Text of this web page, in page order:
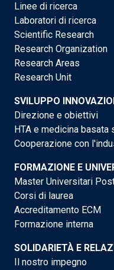
Linee di ricerca
Laboratori di ricerca
Scientific Research
Research Organization
Research Areas
Research Unit
SVILUPPO
Direzione e obiettivi
HTA e medicina basata
Cooperazione con
FORMAZIONE E
Master Universitari
Corsi di laurea
Accreditamento ECM
Formazione interna
SOLIDARIETÀ E
Il nostro impegno